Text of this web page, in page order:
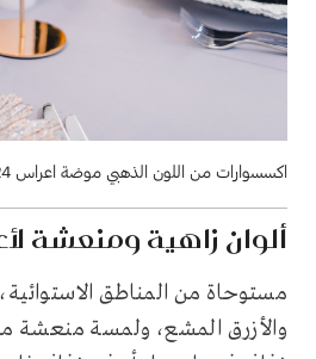
اكسسوارات من اللون الذهبي موضة اعراس 2024
ألوان زاهية ومنعشة
مستوحاة من المناطق
والأزرق المشع، ولمسة منعشة من